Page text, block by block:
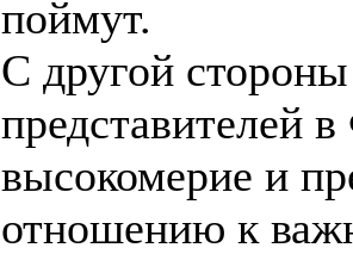
фаворитов,
под себя и
федерации
проблемами
проведения